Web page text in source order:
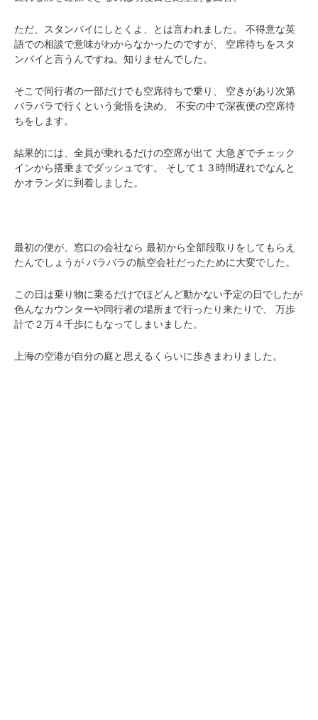
ただ、スタンバイにしとくよ、とは言われました。
不得意な英
語での相談で意味がわからなかったのですが、
空席待ちをスタ
ンバイと言うんですね。知りませんでした。
そこで同行者の一部だけでも空席待ちで乗り、
空きがあり次第
バラバラで行くという覚悟を決め、
不安の中で深夜便の空席待
ちをします。
結果的には、全員が乗れるだけの空席が出て 大急ぎでチェック
インから搭乗までダッシュです。
そして１３時間遅れでなんと
かオランダに到着しました。
最初の便が、窓口の会社なら 最初から全部段取りをしてもらえ
たんでしょうが バラバラの航空会社だったために大変でした。
この日は乗り物に乗るだけでほどんど動かない予定の日でしたが
色んなカウンターや同行者の場所まで行ったり来たりで、
万歩
計で２万４千歩にもなってしまいました。
上海の空港が自分の庭と思えるくらいに歩きまわりました。